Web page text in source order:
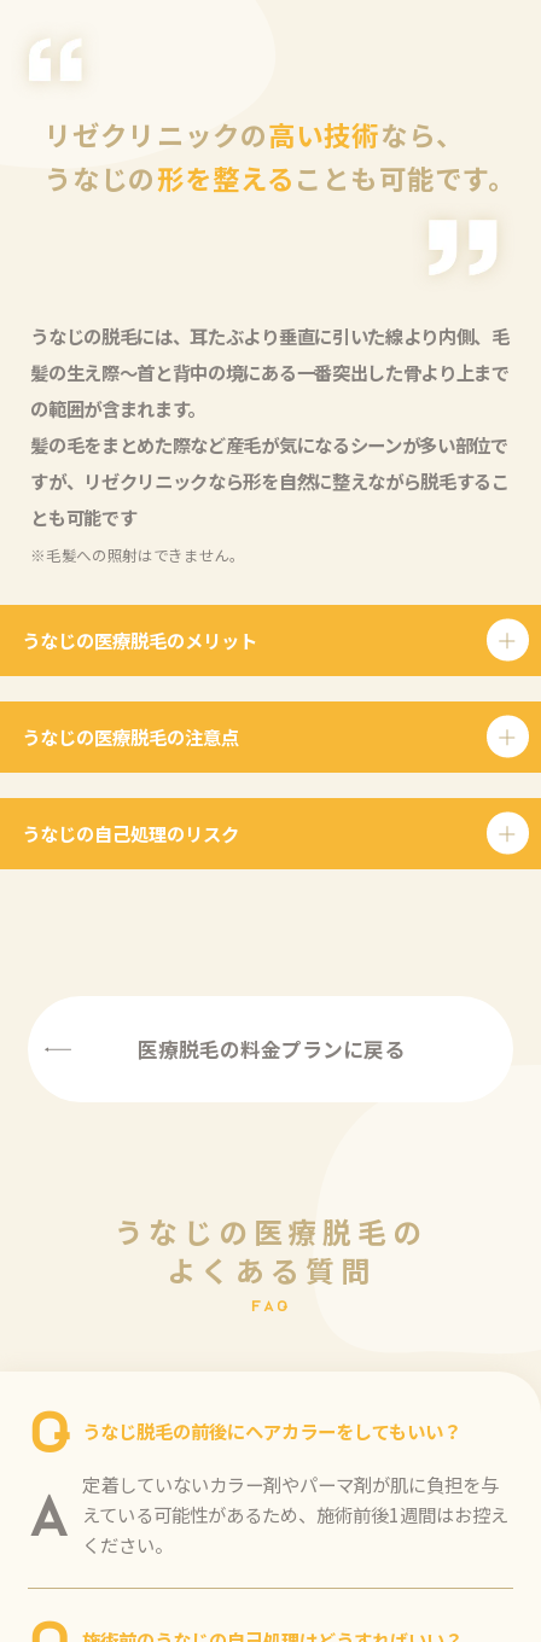
リゼクリニックの高い技術なら、
うなじの形を整えることも可能です。
うなじの脱毛には、耳たぶより垂直に引いた線より内側、毛
髪の生え際〜首と背中の境にある一番突出した骨より上まで
の範囲が含まれます。
髪の毛をまとめた際など産毛が気になるシーンが多い部位で
すが、リゼクリニックなら形を自然に整えながら脱毛するこ
とも可能です
※毛髪への照射はできません。
うなじの医療脱毛のメリット
うなじの医療脱毛の注意点
うなじの自己処理のリスク
医療脱毛の料金プランに戻る
う な じ の 医療 脱 毛 の
よ く あ る 質 問
F A Q
Q うなじ脱毛の前後にヘアカラーをしてもいい？
A
定着していないカラー剤やパーマ剤が肌に負担を与
えている可能性があるため、施術前後1週間はお控え
ください。